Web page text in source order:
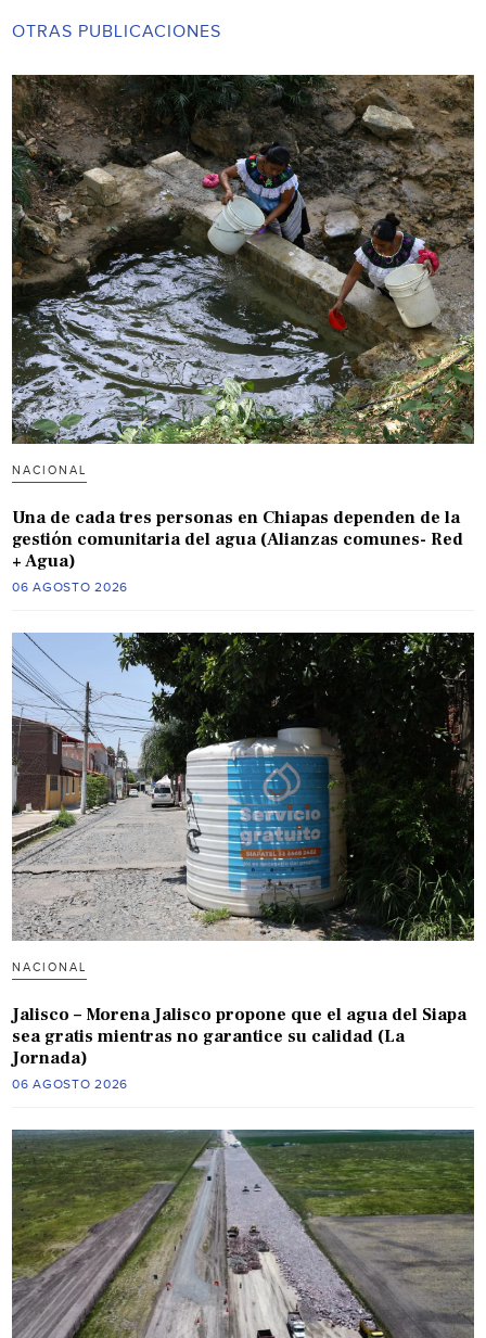
OTRAS PUBLICACIONES
NACIONAL
Una de cada tres personas en Chiapas dependen de la
gestión comunitaria del agua (Alianzas comunes- Red
+ Agua)
06 AGOSTO 2026
NACIONAL
Jalisco – Morena Jalisco propone que el agua del Siapa
sea gratis mientras no garantice su calidad (La
Jornada)
06 AGOSTO 2026